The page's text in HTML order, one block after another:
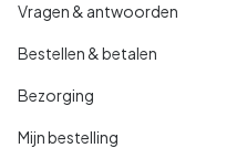
Vragen & antwoorden
Bestellen & betalen
Bezorging
Mijn bestelling